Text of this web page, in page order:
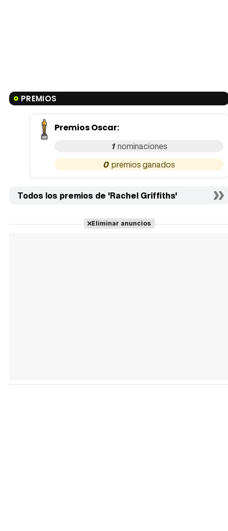
PREMIOS
Premios Oscar:
1
0
Todos los premios de 'Rachel Griffiths'
Eliminar anuncios